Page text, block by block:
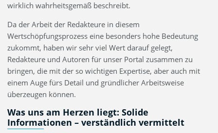
wirklich wahrheitsgemäß beschreibt.
Da der Arbeit der Redakteure in diesem
Wertschöpfungsprozess eine besonders hohe Bedeutung
zukommt, haben wir sehr viel Wert darauf gelegt,
Redakteure und Autoren für unser Portal zusammen zu
bringen, die mit der so wichtigen Expertise, aber auch mit
einem Auge fürs Detail und gründlicher Arbeitsweise
überzeugen können.
Was uns am Herzen liegt: Solide
Informationen – verständlich vermittelt